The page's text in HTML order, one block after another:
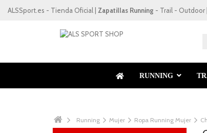
ALSSport.es - Tienda Oficial | Zapatillas Running - Trail - Outdoor
RUNNING
Running Mujer Ropa Running Mujer